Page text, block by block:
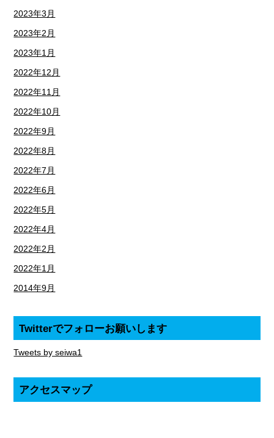
2023年3月
2023年2月
2023年1月
2022年12月
2022年11月
2022年10月
2022年9月
2022年8月
2022年7月
2022年6月
2022年5月
2022年4月
2022年2月
2022年1月
2014年9月
Twitterでフォローお願いします
Tweets by seiwa1
アクセスマップ